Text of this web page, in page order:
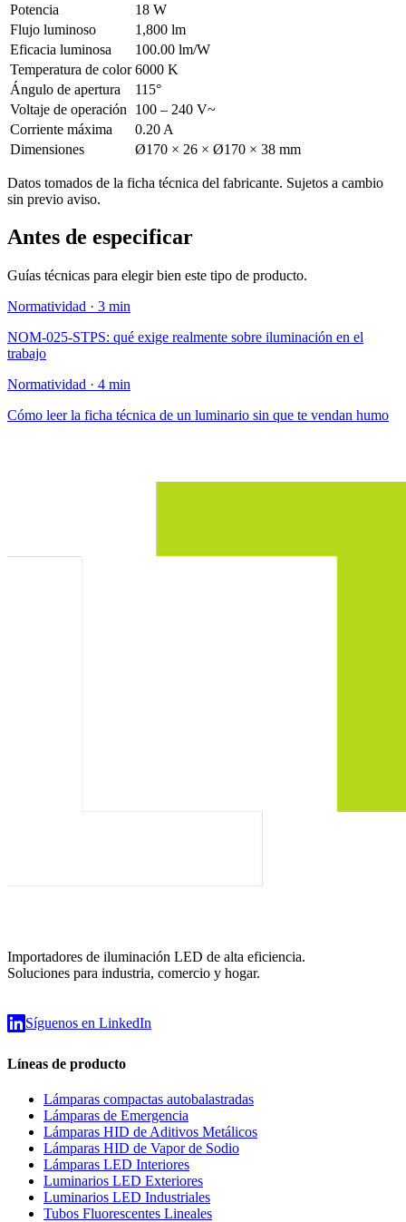
Potencia
18 W
Flujo luminoso
1,800 lm
Eficacia luminosa
100.00 lm/W
Temperatura de color 6000 K
Ángulo de apertura
115°
Voltaje de operación
100 – 240 V~
Corriente máxima
0.20 A
Dimensiones
Ø170 × 26 × Ø170 × 38 mm
Datos tomados de la ficha técnica del fabricante. Sujetos a cambio
sin previo aviso.
Antes de especificar
Guías técnicas para elegir bien este tipo de producto.
Normatividad · 3 min
NOM-025-STPS: qué exige realmente sobre iluminación en el
trabajo
Normatividad · 4 min
Cómo leer la ficha técnica de un luminario sin que te vendan humo
Importadores de iluminación LED de alta eficiencia.
Soluciones para industria, comercio y hogar.
Síguenos en LinkedIn
Líneas de producto
Lámparas compactas autobalastradas
Lámparas de Emergencia
Lámparas HID de Aditivos Metálicos
Lámparas HID de Vapor de Sodio
Lámparas LED Interiores
Luminarios LED Exteriores
Luminarios LED Industriales
Tubos Fluorescentes Lineales